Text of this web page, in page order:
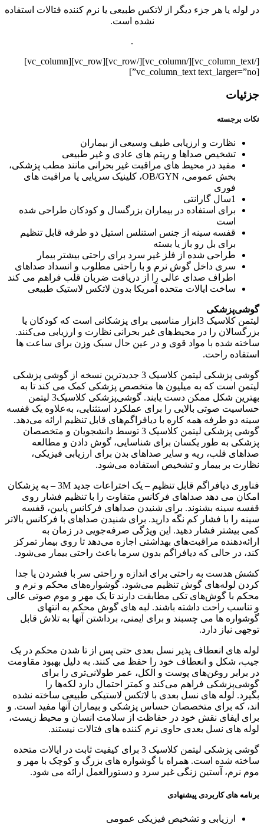
در لوله یا هر جزء دیگر از لاتکس طبیعی یا نرم کننده فتالات استفاده
نشده است.
.
[/vc_column_text][/vc_column][/vc_row][vc_row][vc_column]
[vc_column_text text_larger=”no”]
جزئیات
نکات برجسته
نظارت و ارزیابی طیف وسیعی از بیماران
تشخیص صداها و ریتم های عادی و غیر طبیعی
مفید در محیط های مراقبت غیر بحرانی مانند مطب پزشکی،
بخش عمومی، OB/GYN، کلینیک سرپایی یا مراقبت های
فوری
1سال گارانتی
برای استفاده در بیماران بزرگسال و کودکان طراحی شده
است
قفسه سینه از جنس استنلس استیل دو طرفه قابل تنظیم
برای بل رو باز یا بسته
طراحی شده از فلز غیر سرد برای راحتی بیشتر بیمار
سری داخل گوش نرم و با راحتی مطلوب و انسداد صداهای
اطراف صدای عالی را از دریافت ضربان قلب فراهم می کند
ساخت ایالات متحده آمریکا بدون لاتکس لاستیک طبیعی
گوشی‌پزشکی
لیتمن کلاسیک 3ابزار مناسبی برای پزشکانی است که کودکان یا
بزرگسالان را در محیط‌های غیر بحرانی نظارت و ارزیابی می‌کنند.
ساخته شده با مواد قوی و در عین حال سبک وزن برای ساعت ها
استفاده راحت.
گوشی پزشکی لیتمن کلاسیک 3 جدیدترین نسخه از گوشی پزشکی
لیتمن است که به میلیون ها متخصص پزشکی کمک می کند تا به
بهترین شکل ممکن دست یابند. گوشی‌پزشکی کلاسیک3 لیتمن
حساسیت صوتی بالایی را برای عملکرد استثنایی، به‌علاوه یک قفسه
سینه دو طرفه همه کاره با دیافراگم‌های قابل تنظیم ارائه می‌دهد.
گوشی‌ پزشکی لیتمن کلاسیک 3 توسط دانشجویان و متخصصان
پزشکی به طور یکسان برای شناسایی، گوش دادن و مطالعه
صداهای قلب، ریه و سایر صداهای بدن برای ارزیابی فیزیکی،
نظارت بر بیمار و تشخیص استفاده می‌شود.
فناوری دیافراگم قابل تنظیم – یک اختراعات جدید 3M – به پزشکان
امکان می دهد صداهای فرکانس متفاوت را با تنظیم فشار روی
قفسه سینه بشنوند. برای شنیدن صداهای فرکانس پایین، قفسه
سینه را با فشار کم نگه دارید. برای شنیدن صداهای با فرکانس بالاتر
کمی بیشتر فشار دهید. این ویژگی صرفه‌جویی در زمان به
ارائه‌دهنده مراقبت‌های بهداشتی اجازه می‌دهد تا روی بیمار تمرکز
کند، در حالی که دیافراگم بدون سرما باعث راحتی بیمار می‌شود.
کشش هدست به راحتی برای اندازه و راحتی سر با فشردن یا جدا
کردن لوله‌های گوش تنظیم می‌شود. گوشواره‌های محکم و نرم و
محکم با گوش‌های تکی مطابقت دارند تا یک مهر و موم صوتی عالی
و تناسب راحت داشته باشند. لبه های گوش محکم به انتهای
گوشواره ها می چسبند و برای ایمنی، برداشتن آنها به تلاش قابل
توجهی نیاز دارد.
لوله های انعطاف پذیر نسل بعدی حتی پس از تا شدن محکم در یک
جیب، شکل و انعطاف خود را حفظ می کنند. به دلیل بهبود مقاومت
در برابر روغن‌های پوست و الکل، عمر طولانی‌تری را برای
گوشی‌پزشکی فراهم می‌کند و کمتر احتمال دارد لکه‌ها را
بگیرد. لوله های نسل بعدی با لاتکس لاستیکی طبیعی ساخته نشده
اند، که برای متخصصان حساس پزشکی و بیماران آنها مفید است. و
برای ایفای نقش خود در حفاظت از سلامت انسان و محیط زیست،
لوله های نسل بعدی حاوی نرم کننده های فتالات نیستند.
گوشی پزشکی لیتمن کلاسیک 3 برای کیفیت ثابت در ایالات متحده
ساخته شده است. همراه با گوشواره های بزرگ و کوچک با مهر و
موم نرم، آستین زنگی غیر سرد و دستورالعمل ارائه می شود.
برنامه های کاربردی پیشنهادی
ارزیابی و تشخیص فیزیکی عمومی